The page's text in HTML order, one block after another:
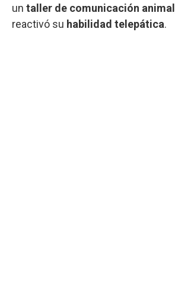
un taller de comunicación animal
reactivó su habilidad telepática.